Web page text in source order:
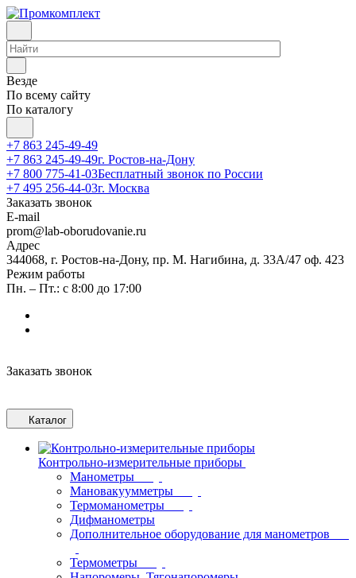
Везде
По всему сайту
По каталогу
+7 863 245-49-49
+7 863 245-49-49г. Ростов-на-Дону
+7 800 775-41-03Бесплатный звонок по России
+7 495 256-44-03г. Москва
Заказать звонок
E-mail
prom@lab-oborudovanie.ru
Адрес
344068, г. Ростов-на-Дону, пр. М. Нагибина, д. 33А/47 оф. 423
Режим работы
Пн. – Пт.: с 8:00 до 17:00
Заказать звонок
Каталог
Контрольно-измерительные приборы
Манометры
Мановакуумметры
Термоманометры
Дифманометры
Дополнительное оборудование для манометров
Термометры